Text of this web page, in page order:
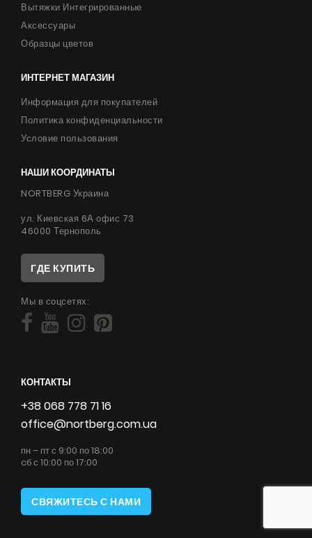
Вытяжки Интегрированные
Аксессуары
Образцы цветов
ИНТЕРНЕТ МАГАЗИН
Информация для покупателей
Политика конфиденциальности
Условие пользования
НАШИ КООРДИНАТЫ
NORTBERG Украина
ул. Киевская 6А офис 73
46000 Тернополь
ГДЕ КУПИТЬ
Мы в соцсетях:
КОНТАКТЫ
+38 068 778 71 16
office@nortberg.com.ua
пн – пт с 9:00 по 18:00
cб с 10:00 по 17:00
СВЯЖИТЕСЬ С НАМИ